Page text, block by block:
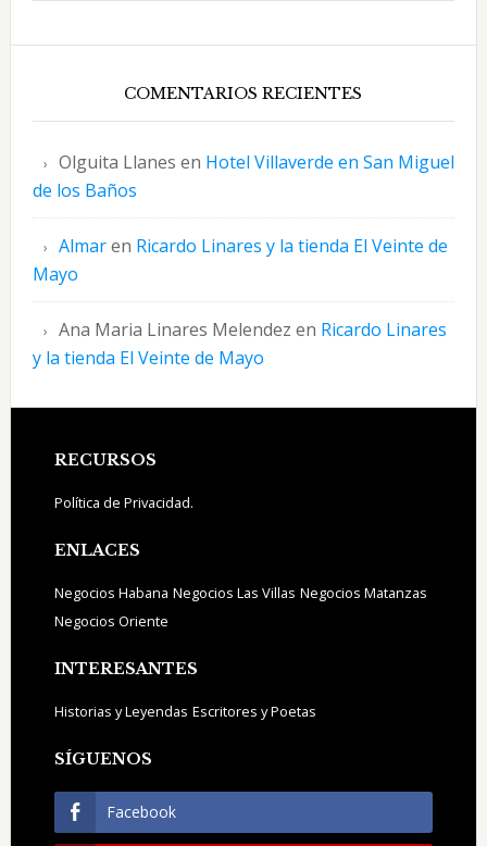
COMENTARIOS RECIENTES
Olguita Llanes en Hotel Villaverde en San Miguel
de los Baños
Almaren Ricardo Linares y la tienda El Veinte de
Mayo
Ana Maria Linares Melendez en Ricardo Linares
y la tienda El Veinte de Mayo
Footer
RECURSOS
Política de Privacidad.
ENLACES
Negocios Habana Negocios Las Villas Negocios Matanzas
Negocios Oriente
INTERESANTES
Historias y Leyendas Escritores y Poetas
SÍGUENOS
Facebook